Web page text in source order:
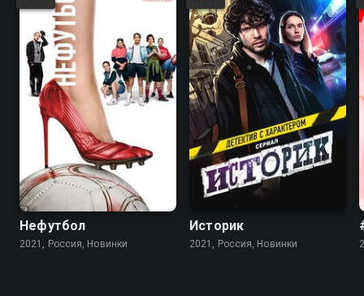
Нефутбол
2021, Россия, Новинки
Историк
2021, Россия, Новинки